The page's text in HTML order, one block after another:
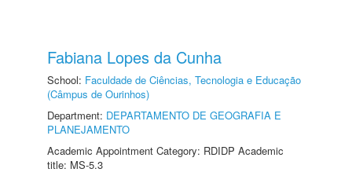
Fabiana Lopes da Cunha
School: Faculdade de Ciências, Tecnologia e Educação
(Câmpus de Ourinhos)
Department: DEPARTAMENTO DE GEOGRAFIA E
PLANEJAMENTO
Academic Appointment Category: RDIDP Academic
title: MS-5.3